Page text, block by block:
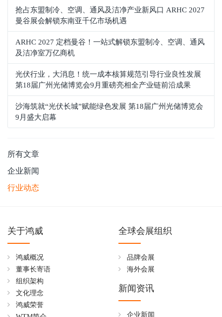
抢占东盟制冷、空调、通风及洁净产业新风口 ARHC 2027
曼谷展会解锁东南亚千亿市场机遇
ARHC 2027 定档曼谷！一站式解锁东盟制冷、空调、通风
及洁净室万亿商机
光伏行业，大消息！统一成本核算规范引导行业良性发展
第18届广州光储博览会9月重磅亮相全产业链前沿成果
沙海筑就“光伏长城”赋能绿色发展 第18届广州光储博览会
9月盛大启幕
所有文章
企业新闻
行业动态
关于鸿威
鸿威概况
董事长寄语
组织架构
文化理念
鸿威荣誉
全球会展组织
品牌会展
海外会展
新闻资讯
企业新闻